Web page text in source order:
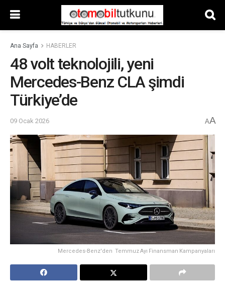
Ana Sayfa HABERLER
48 volt teknolojili, yeni
Mercedes-Benz CLA şimdi
Türkiye’de
09 Ocak 2026 AA
Mercedes-Benz'den Temmuz Ayı Finansman Kampanyaları